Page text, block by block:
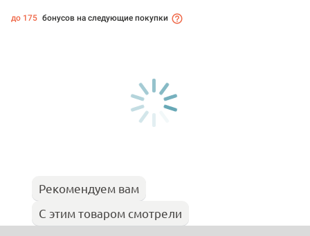
до 175 бонусов на следующие покупки
Рекомендуем вам
С этим товаром смотрели